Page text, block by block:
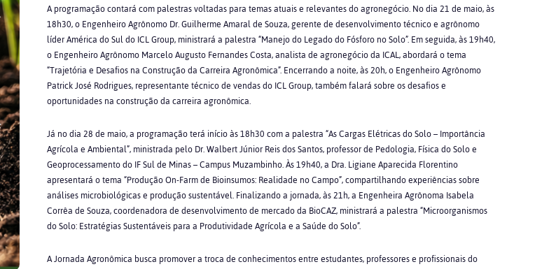
A programação contará com palestras voltadas para temas atuais e relevantes do agronegócio. No dia 21 de maio, às
18h30, o Engenheiro Agrônomo Dr. Guilherme Amaral de Souza, gerente de desenvolvimento técnico e agrônomo
líder América do Sul do ICL Group, ministrará a palestra “Manejo do Legado do Fósforo no Solo”. Em seguida, às 19h40,
o Engenheiro Agrônomo Marcelo Augusto Fernandes Costa, analista de agronegócio da ICAL, abordará o tema
“Trajetória e Desafios na Construção da Carreira Agronômica”. Encerrando a noite, às 20h, o Engenheiro Agrônomo
Patrick José Rodrigues, representante técnico de vendas do ICL Group, também falará sobre os desafios e
oportunidades na construção da carreira agronômica.
Já no dia 28 de maio, a programação terá início às 18h30 com a palestra “As Cargas Elétricas do Solo – Importância
Agrícola e Ambiental”, ministrada pelo Dr. Walbert Júnior Reis dos Santos, professor de Pedologia, Física do Solo e
Geoprocessamento do IF Sul de Minas – Campus Muzambinho. Às 19h40, a Dra. Ligiane Aparecida Florentino
apresentará o tema “Produção On-Farm de Bioinsumos: Realidade no Campo”, compartilhando experiências sobre
análises microbiológicas e produção sustentável. Finalizando a jornada, às 21h, a Engenheira Agrônoma Isabela
Corrêa de Souza, coordenadora de desenvolvimento de mercado da BioCAZ, ministrará a palestra “Microorganismos
do Solo: Estratégias Sustentáveis para a Produtividade Agrícola e a Saúde do Solo”.
A Jornada Agronômica busca promover a troca de conhecimentos entre estudantes, professores e profissionais do